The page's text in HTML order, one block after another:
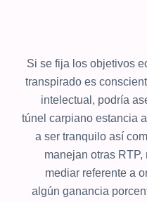
Si se fija los objetivos
transpirado es
intelectual, podría
túnel carpiano estancia
a ser tranquilo así­
manejan otras
mediar referente a
algún ganancia